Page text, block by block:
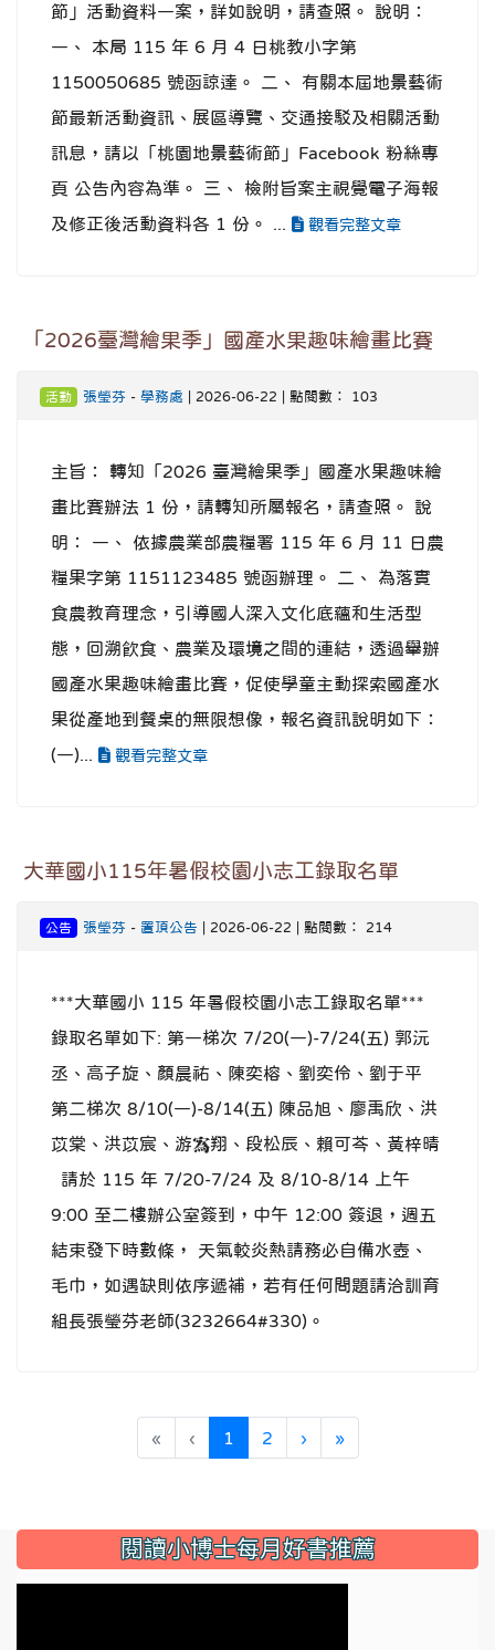
節」活動資料一案，詳如說明，請查照。 說明：
一、 本局 115 年 6 月 4 日桃教小字第
1150050685 號函諒達。 二、 有關本屆地景藝術
節最新活動資訊、展區導覽、交通接駁及相關活動
訊息，請以「桃園地景藝術節」Facebook 粉絲專
頁 公告內容為準。 三、 檢附旨案主視覺電子海報
及修正後活動資料各 1 份。 ...
觀看完整文章
「2026臺灣繪果季」國產水果趣味繪畫比賽
活動 張瑩芬 - 學務處 | 2026-06-22 | 點閱數： 103
主旨： 轉知「2026 臺灣繪果季」國產水果趣味繪
畫比賽辦法 1 份，請轉知所屬報名，請查照。 說
明： 一、 依據農業部農糧署 115 年 6 月 11 日農
糧果字第 1151123485 號函辦理。 二、 為落實
食農教育理念，引導國人深入文化底蘊和生活型
態，回溯飲食、農業及環境之間的連結，透過舉辦
國產水果趣味繪畫比賽，促使學童主動探索國產水
果從產地到餐桌的無限想像，報名資訊說明如下：
(一)...
觀看完整文章
大華國小115年暑假校園小志工錄取名單
公告 張瑩芬 - 置頂公告 | 2026-06-22 | 點閱數： 214
***大華國小 115 年暑假校園小志工錄取名單***
錄取名單如下: 第一梯次 7/20(一)-7/24(五) 郭沅
丞、高子旋、顏晨祐、陳奕榕、劉奕伶、劉于平
第二梯次 8/10(一)-8/14(五) 陳品旭、廖禹欣、洪
苡棠、洪苡宸、游寪翔、段松辰、賴可芩、黃梓晴
請於 115 年 7/20-7/24 及 8/10-8/14 上午
9:00 至二樓辦公室簽到，中午 12:00 簽退，週五
結束發下時數條， 天氣較炎熱請務必自備水壺、
毛巾，如遇缺則依序遞補，若有任何問題請洽訓育
組長張瑩芬老師(3232664#330)。
« ‹ 1 (current)
2 › »
::: 閱讀小博士每月好書推薦